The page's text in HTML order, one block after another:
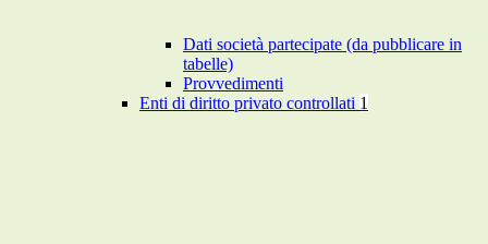
Dati società partecipate (da pubblicare in
tabelle)
Provvedimenti
Enti di diritto privato controllati 1